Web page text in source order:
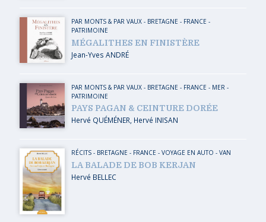
PAR MONTS & PAR VAUX- BRETAGNE - FRANCE -
PATRIMOINE
MÉGALITHES EN FINISTÈRE
Jean-Yves ANDRÉ
PAR MONTS & PAR VAUX- BRETAGNE - FRANCE - MER-
PATRIMOINE
PAYS PAGAN & CEINTURE DORÉE
Hervé QUÉMÉNER, Hervé INISAN
RÉCITS- BRETAGNE - FRANCE - VOYAGE EN AUTO - VAN
LA BALADE DE BOB KERJAN
Hervé BELLEC